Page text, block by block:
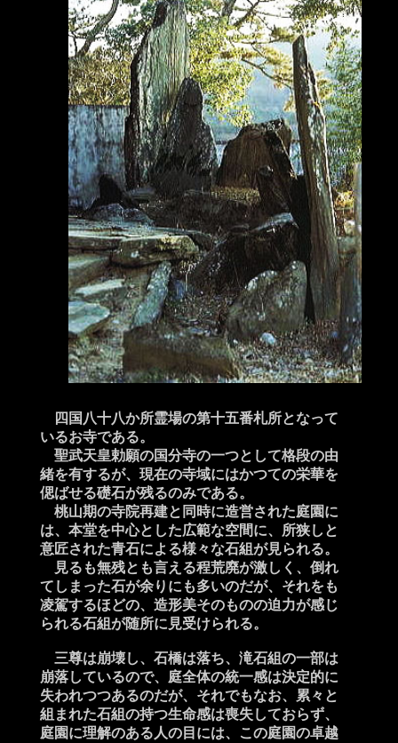
四国八十八か所霊場の第十五番札所となって
いるお寺である。
聖武天皇勅願の国分寺の一つとして格段の由
緒を有するが、現在の寺域にはかつての栄華を
偲ばせる礎石が残るのみである。
桃山期の寺院再建と同時に造営された庭園に
は、本堂を中心とした広範な空間に、所狭しと
意匠された青石による様々な石組が見られる。
見るも無残とも言える程荒廃が激しく、倒れ
てしまった石が余りにも多いのだが、それをも
凌駕するほどの、造形美そのものの迫力が感じ
られる石組が随所に見受けられる。
三尊は崩壊し、石橋は落ち、滝石組の一部は
崩落しているので、庭全体の統一感は決定的に
失われつつあるのだが、それでもなお、累々と
組まれた石組の持つ生命感は喪失しておらず、
庭園に理解のある人の目には、この庭園の卓越